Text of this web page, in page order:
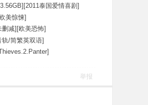
泰国爱情喜剧]
美惊悚]
减][欧美恐怖]
/简繁英双语]
举报